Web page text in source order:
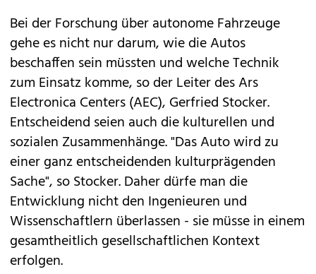
Bei der Forschung über autonome Fahrzeuge
gehe es nicht nur darum, wie die Autos
beschaffen sein müssten und welche Technik
zum Einsatz komme, so der Leiter des Ars
Electronica Centers (AEC), Gerfried Stocker.
Entscheidend seien auch die kulturellen und
sozialen Zusammenhänge. "Das Auto wird zu
einer ganz entscheidenden kulturprägenden
Sache", so Stocker. Daher dürfe man die
Entwicklung nicht den Ingenieuren und
Wissenschaftlern überlassen - sie müsse in einem
gesamtheitlich gesellschaftlichen Kontext
erfolgen.